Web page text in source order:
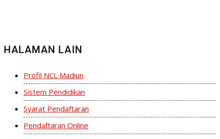
HALAMAN LAIN
Profil NCL Madiun
Sistem Pendidikan
Syarat Pendaftaran
Pendaftaran Online